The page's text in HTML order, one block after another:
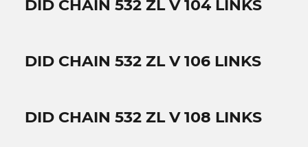
DID CHAIN 532 ZL V 104 LINKS
DID CHAIN 532 ZL V 106 LINKS
DID CHAIN 532 ZL V 108 LINKS